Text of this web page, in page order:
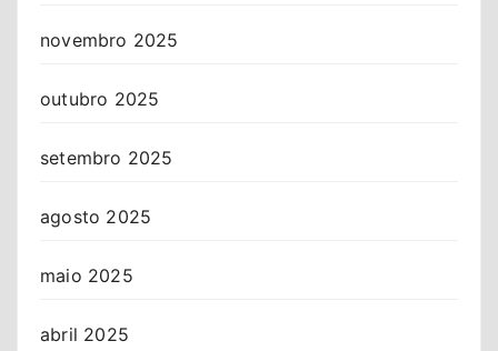
novembro 2025
outubro 2025
setembro 2025
agosto 2025
maio 2025
abril 2025